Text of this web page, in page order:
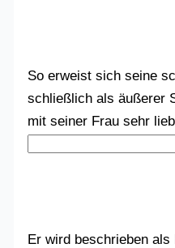
So erweist sich seine
schließlich als äußerer
mit seiner Frau sehr
Er wird beschrieben